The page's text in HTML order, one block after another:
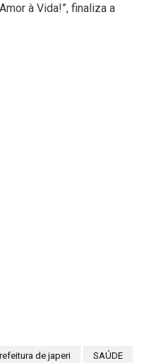
à Vida!”, finaliza a
de japeri SAÚDE